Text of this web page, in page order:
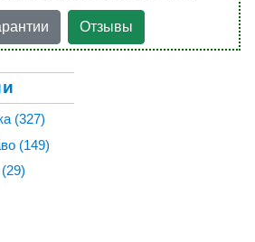
Отзывы
(327)
(149)
(29)